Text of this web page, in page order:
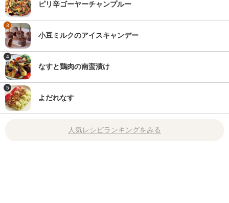
ピリ辛ゴーヤーチャンプルー
3
小豆ミルクのアイスキャンデー
4
なすと鶏肉の南蛮漬け
5
よだれなす
人気レシピランキングをみる